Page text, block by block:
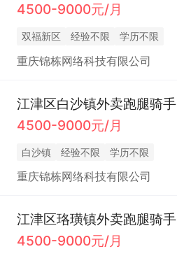
4500-9000元/月
双福新区 经验不限 学历不限
重庆锦栋网络科技有限公司
江津区白沙镇外卖跑腿骑手
4500-9000元/月
白沙镇 经验不限 学历不限
重庆锦栋网络科技有限公司
江津区珞璜镇外卖跑腿骑手
4500-9000元/月